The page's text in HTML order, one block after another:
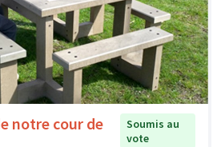
notre cour de
Soumis au
vote